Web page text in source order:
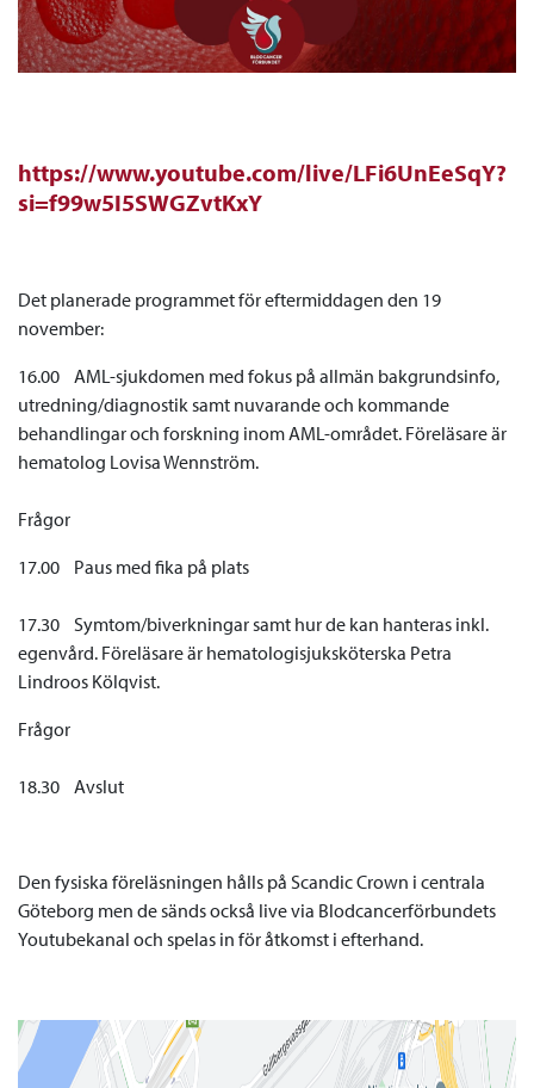
https://www.youtube.com/live/LFi6UnEeSqY?
si=f99w5I5SWGZvtKxY
Det planerade programmet för eftermiddagen den 19
november:
16.00 AML-sjukdomen med fokus på allmän bakgrundsinfo,
utredning/diagnostik samt nuvarande och kommande
behandlingar och forskning inom AML-området. Föreläsare är
hematolog Lovisa Wennström.
Frågor
17.00 Paus med fika på plats
17.30 Symtom/biverkningar samt hur de kan hanteras inkl.
egenvård. Föreläsare är hematologisjuksköterska Petra
Lindroos Kölqvist.
Frågor
18.30 Avslut
Den fysiska föreläsningen hålls på Scandic Crown i centrala
Göteborg men de sänds också live via Blodcancerförbundets
Youtubekanal och spelas in för åtkomst i efterhand.